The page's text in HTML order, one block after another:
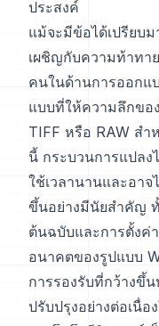
ประสงค์
แม้จะมีข้อได้เปรียบ
เผชิญกับความท้าทา
คนในด้านการออกแ
แบบที่ให้ความลึกขอ
TIFF หรือ RAW สำ
นี้ กระบวนการแปลง
ใช้เวลานานและอา
ขึ้นอย่างมีนัยสำคัญ
ต้นฉบับและการตั้งค่
อนาคตของรูปแบบ
การรองรับที่กว้างขึ้
ปรับปรุงอย่างต่อเนื่